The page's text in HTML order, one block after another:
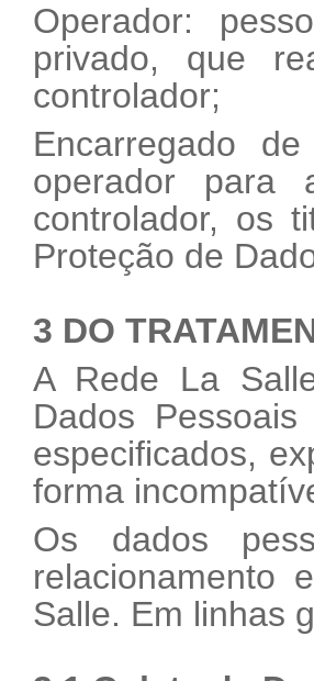
Operador:
privado, que
controlador;
Encarregado
operador para
controlador, os
Proteção de
3 DO
A Rede La
Dados
especificados,
forma
Os dados
relacionamento
Salle. Em linhas